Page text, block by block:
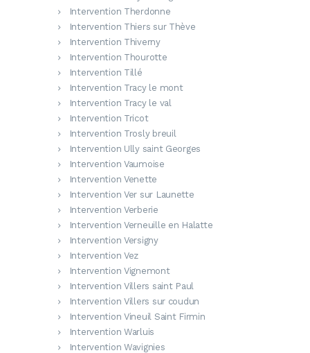
Intervention Therdonne
Intervention Thiers sur Thève
Intervention Thiverny
Intervention Thourotte
Intervention Tillé
Intervention Tracy le mont
Intervention Tracy le val
Intervention Tricot
Intervention Trosly breuil
Intervention Ully saint Georges
Intervention Vaumoise
Intervention Venette
Intervention Ver sur Launette
Intervention Verberie
Intervention Verneuille en Halatte
Intervention Versigny
Intervention Vez
Intervention Vignemont
Intervention Villers saint Paul
Intervention Villers sur coudun
Intervention Vineuil Saint Firmin
Intervention Warluis
Intervention Wavignies